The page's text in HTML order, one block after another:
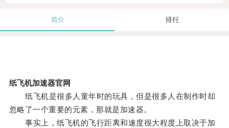
简介 排行
纸飞机加速器官网
纸飞机是很多人童年时的玩具，但是很多人在制作时却
忽略了一个重要的元素，那就是加速器。
事实上，纸飞机的飞行距离和速度很大程度上取决于加